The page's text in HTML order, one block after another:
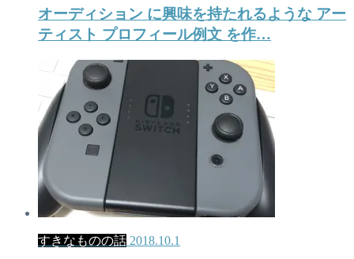
オーディション に興味を持たれるような アー
ティスト プロフィール例文 を作…
すきなものの話 2018.10.1